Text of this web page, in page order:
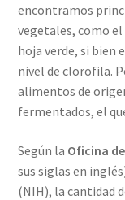
encontramos
vegetales, como el
hoja verde, si bien
nivel de clorofila.
alimentos de
fermentados, el
Según la Oficina
sus siglas en
(NIH), la cantidad